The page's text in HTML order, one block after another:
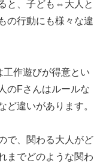
と、子ども⇔大人と
の行動にも様々な違
作遊びが得意とい
のFさんはルールな
ど違いがあります。
で、関わる大人がど
までどのような関わ